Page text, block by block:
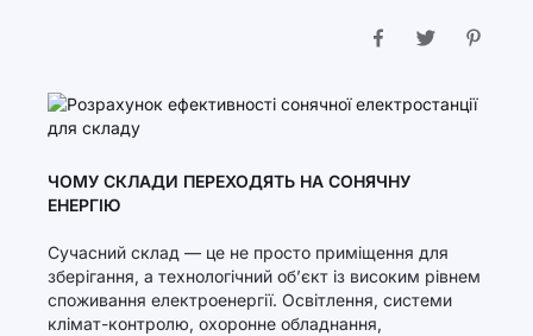
ЧОМУ СКЛАДИ ПЕРЕХОДЯТЬ НА СОНЯЧНУ
ЕНЕРГІЮ
Сучасний склад — це не просто приміщення для
зберігання, а технологічний об’єкт із високим рівнем
споживання електроенергії. Освітлення, системи
клімат-контролю, охоронне обладнання,